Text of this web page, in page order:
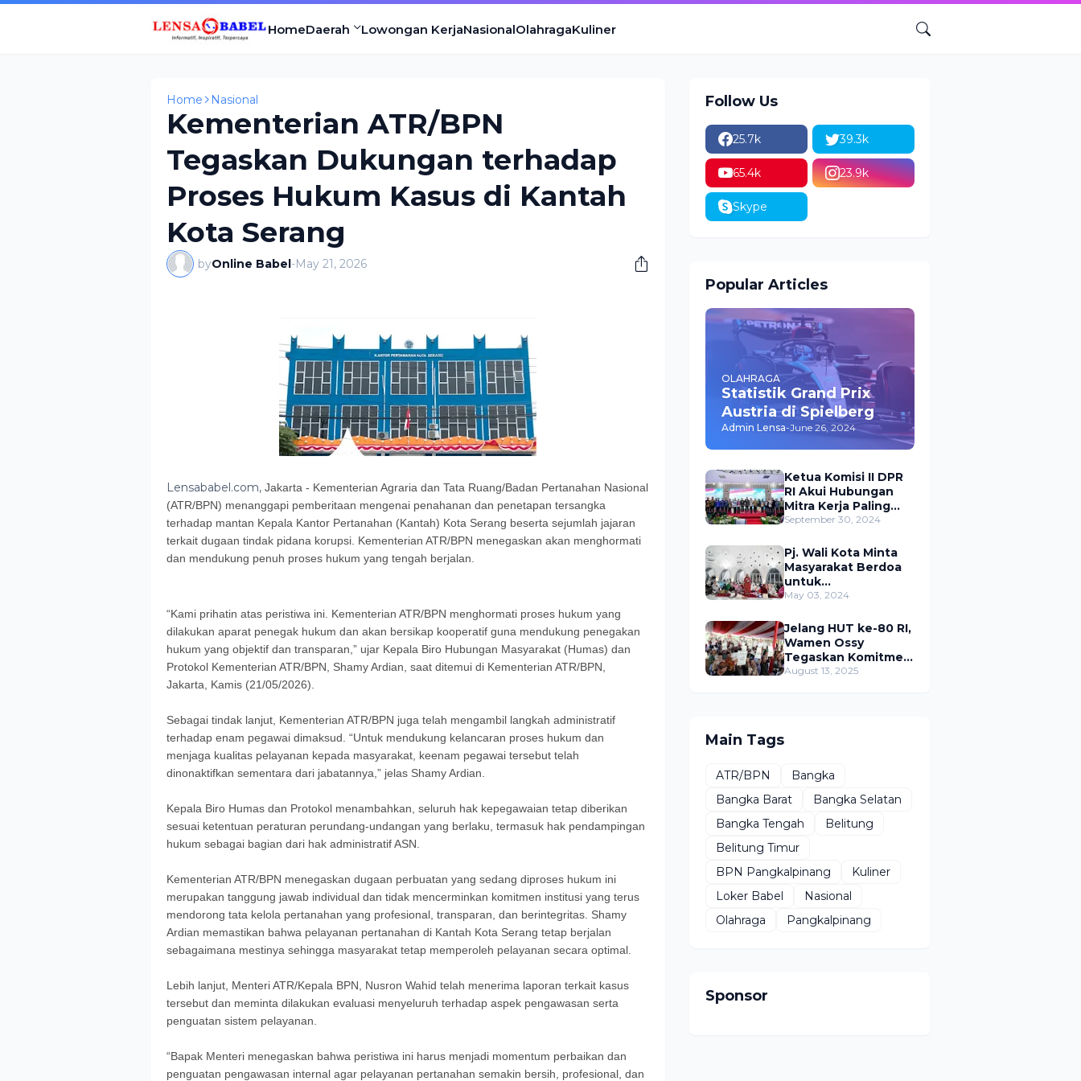
HomeDaerah Lowongan KerjaNasionalOlahragaKuliner
Home Nasional
Kementerian ATR/BPN
Tegaskan Dukungan terhadap
Proses Hukum Kasus di Kantah
Kota Serang
byOnline Babel-May 21, 2026
Lensababel.com, ​Jakarta - Kementerian Agraria dan Tata Ruang/Badan Pertanahan Nasional
(ATR/BPN) menanggapi pemberitaan mengenai penahanan dan penetapan tersangka
terhadap mantan Kepala Kantor Pertanahan (Kantah) Kota Serang beserta sejumlah jajaran
terkait dugaan tindak pidana korupsi. Kementerian ATR/BPN menegaskan akan menghormati
dan mendukung penuh proses hukum yang tengah berjalan.
“Kami prihatin atas peristiwa ini. Kementerian ATR/BPN menghormati proses hukum yang
dilakukan aparat penegak hukum dan akan bersikap kooperatif guna mendukung penegakan
hukum yang objektif dan transparan,” ujar Kepala Biro Hubungan Masyarakat (Humas) dan
Protokol Kementerian ATR/BPN, Shamy Ardian, saat ditemui di Kementerian ATR/BPN,
Jakarta, Kamis (21/05/2026).
Sebagai tindak lanjut, Kementerian ATR/BPN juga telah mengambil langkah administratif
terhadap enam pegawai dimaksud. “Untuk mendukung kelancaran proses hukum dan
menjaga kualitas pelayanan kepada masyarakat, keenam pegawai tersebut telah
dinonaktifkan sementara dari jabatannya,” jelas Shamy Ardian.
Kepala Biro Humas dan Protokol menambahkan, seluruh hak kepegawaian tetap diberikan
sesuai ketentuan peraturan perundang-undangan yang berlaku, termasuk hak pendampingan
hukum sebagai bagian dari hak administratif ASN.
Kementerian ATR/BPN menegaskan dugaan perbuatan yang sedang diproses hukum ini
merupakan tanggung jawab individual dan tidak mencerminkan komitmen institusi yang terus
mendorong tata kelola pertanahan yang profesional, transparan, dan berintegritas. Shamy
Ardian memastikan bahwa pelayanan pertanahan di Kantah Kota Serang tetap berjalan
sebagaimana mestinya sehingga masyarakat tetap memperoleh pelayanan secara optimal.
Lebih lanjut, Menteri ATR/Kepala BPN, Nusron Wahid telah menerima laporan terkait kasus
tersebut dan meminta dilakukan evaluasi menyeluruh terhadap aspek pengawasan serta
penguatan sistem pelayanan.
“Bapak Menteri menegaskan bahwa peristiwa ini harus menjadi momentum perbaikan dan
penguatan pengawasan internal agar pelayanan pertanahan semakin bersih, profesional, dan
Follow Us
25.7k 39.3k
65.4k 23.9k
Skype
Popular Articles
OLAHRAGA
Statistik Grand Prix
Austria di Spielberg
Admin Lensa-June 26, 2024
Ketua Komisi II DPR
RI Akui Hubungan
Mitra Kerja Paling
Akrab dengan
ATR/BPN
September 30, 2024
Pj. Wali Kota Minta
Masyarakat Berdoa
untuk
Pangkalpinang,
di 2024 Berjalan
Lancar
May 03, 2024
Jelang HUT ke-80 RI,
Wamen Ossy
Tegaskan Komitmen
Presiden Prabowo
August 13, 2025
Main Tags
ATR/BPN
Bangka
Bangka Barat
Bangka Selatan
Bangka Tengah
Belitung
Belitung Timur
BPN Pangkalpinang
Kuliner
Loker Babel
Nasional
Olahraga
Pangkalpinang
Sponsor